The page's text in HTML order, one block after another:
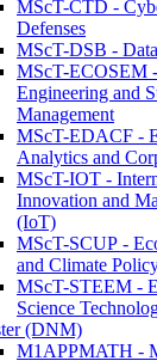
MScT-CTD -
Defenses
MScT-DSB -
MScT-ECOSEM
Engineering and
Management
MScT-EDACF -
Analytics and
MScT-IOT -
Innovation and
(IoT)
MScT-SCUP -
and Climate
MScT-STEEM -
Science
(DNM)
M1APPMATH -